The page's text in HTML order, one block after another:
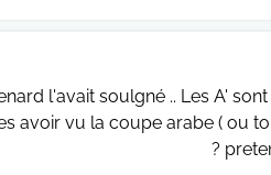
l'avait soulgné .. Les A'
avoir vu la coupe arabe ( ou